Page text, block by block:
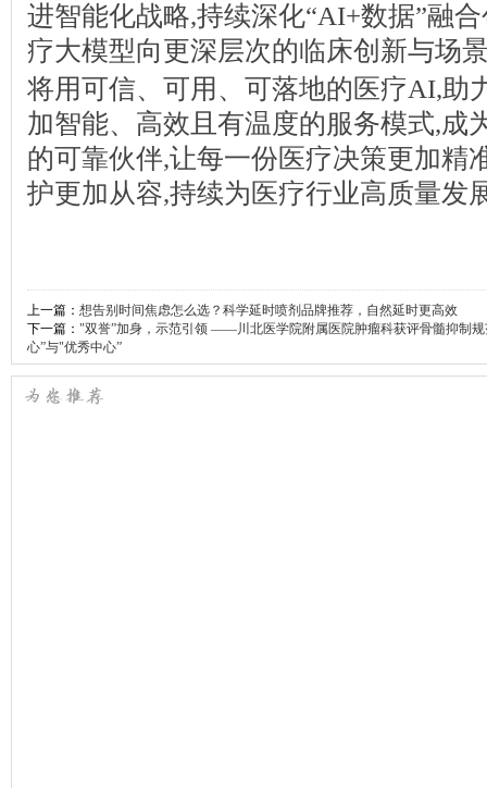
进智能化战略,持续深化“AI+数据”融
疗大模型向更深层次的临床创新与场
将用可信、可用、可落地的医疗AI,助
加智能、高效且有温度的服务模式,成
的可靠伙伴,让每一份医疗决策更加精
护更加从容,持续为医疗行业高质量发
上一篇： 想告别时间焦虑怎么选？科学延时喷剂品牌推荐，自然延时更高效
下一篇： "双誉”加身，示范引领 ——川北医学院附属医院肿瘤科获评骨髓抑制
心”与"优秀中心”